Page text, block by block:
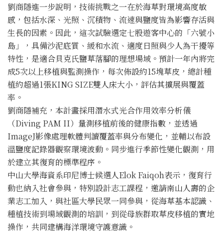
劉商隱進一步說明，技術挑戰之一在於海草對環境高度敏
感，包括水深、光照、沉積物、流速與鹽度皆為影響存活與
生長的因素。因此，這次試驗選定七股遊客中心的「六號小
島」，具備沙泥底質、緩和水流、適度日照與少人為干擾等
特性，是適合貝克氏鹽草落腳的理想場域。預計一年內將完
成5次以上移植與監測操作，每次佈設約15塊草皮，總計種
植約超過1張KING SIZE雙人床大小，評估其擴展與覆蓋
率。
劉商隱補充，本計畫採用潛水式光合作用效率分析儀
（Diving PAM II）量測移植前後的健康指數，並透過
ImageJ影像處理軟體判讀覆蓋率與分布變化，並輔以布設
溫鹽度記錄器觀察環境波動。同步進行季節性變化觀測，用
於建立其復育的標準程序。
中山大學海資系印尼博士候選人Elok Faiqoh表示，復育行
動也納入社會參與，特別設計志工課程，邀請南山人壽的企
業志工加入，與社區大學民眾一同參與，從海草基本認識、
種植技術到場域觀測的培訓，到從母族群取草皮移植的實地
操作，共同建構海洋環境守護意識。